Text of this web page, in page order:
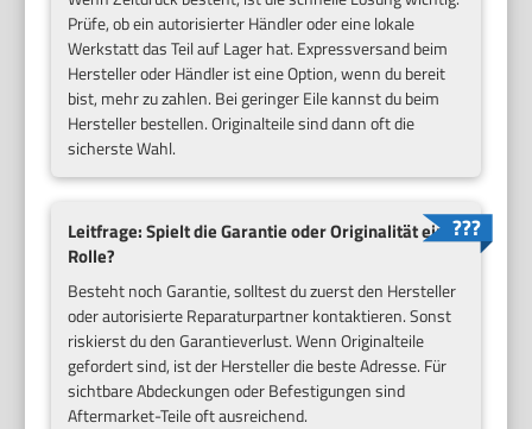
Prüfe, ob ein autorisierter Händler oder eine lokale
Werkstatt das Teil auf Lager hat. Expressversand beim
Hersteller oder Händler ist eine Option, wenn du bereit
bist, mehr zu zahlen. Bei geringer Eile kannst du beim
Hersteller bestellen. Originalteile sind dann oft die
sicherste Wahl.
Leitfrage: Spielt die Garantie oder Originalität eine
Rolle?
Besteht noch Garantie, solltest du zuerst den Hersteller
oder autorisierte Reparaturpartner kontaktieren. Sonst
riskierst du den Garantieverlust. Wenn Originalteile
gefordert sind, ist der Hersteller die beste Adresse. Für
sichtbare Abdeckungen oder Befestigungen sind
Aftermarket-Teile oft ausreichend.